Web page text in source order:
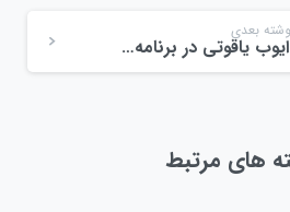
بعدی
گفت‌وگوی ویژه ایوب یاقوتی در برنامه سوتکا
های مرتبط